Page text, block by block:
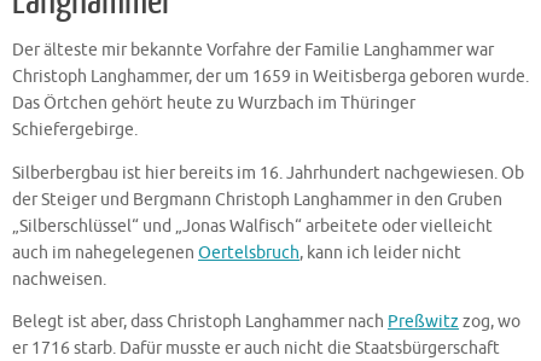
Der älteste mir bekannte Vorfahre der Familie Langhammer war
Christoph Langhammer, der um 1659 in Weitisberga geboren wurde.
Das Örtchen gehört heute zu Wurzbach im Thüringer
Schiefergebirge.
Silberbergbau ist hier bereits im 16. Jahrhundert nachgewiesen. Ob
der Steiger und Bergmann Christoph Langhammer in den Gruben
„Silberschlüssel“ und „Jonas Walfisch“ arbeitete oder vielleicht
auch im nahegelegenen Oertelsbruch, kann ich leider nicht
nachweisen.
Belegt ist aber, dass Christoph Langhammer nach Preßwitz zog, wo
er 1716 starb. Dafür musste er auch nicht die Staatsbürgerschaft